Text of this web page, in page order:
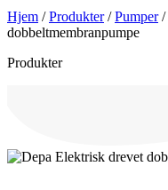
Hjem /Produkter/Pumper/
dobbeltmembranpumpe
Produkter